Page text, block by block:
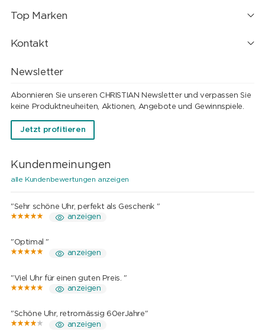
Top Marken
Kontakt
Newsletter
Abonnieren Sie unseren CHRISTIAN Newsletter und verpassen Sie
keine Produktneuheiten, Aktionen, Angebote und Gewinnspiele.
Jetzt profitieren
Kundenmeinungen
alle Kundenbewertungen anzeigen
"Sehr schöne Uhr, perfekt als Geschenk "
anzeigen
"Optimal "
anzeigen
"Viel Uhr für einen guten Preis. "
anzeigen
"Schöne Uhr, retromässig 60erJahre"
anzeigen